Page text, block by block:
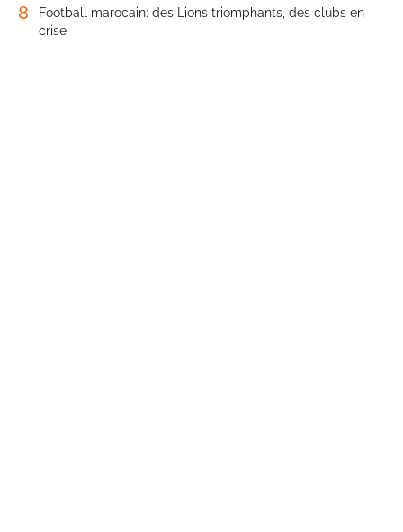
8
Football marocain: des Lions triomphants, des clubs en
crise